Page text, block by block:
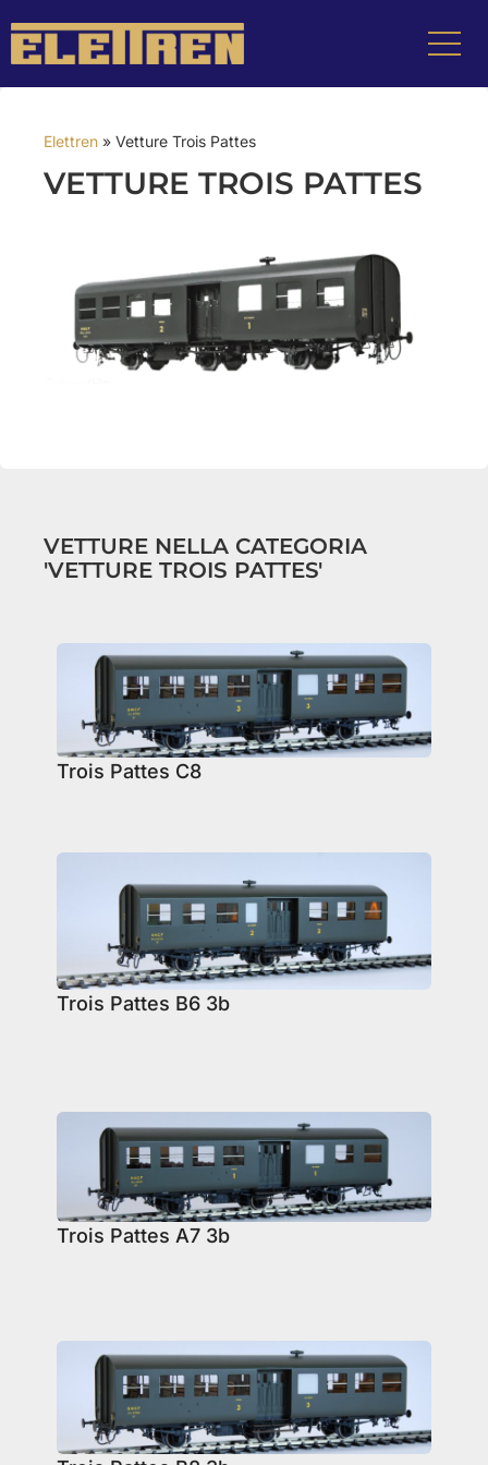
Elettren » Vetture Trois Pattes
VETTURE TROIS PATTES
VETTURE NELLA CATEGORIA
'VETTURE TROIS PATTES'
Trois Pattes C8
Trois Pattes B6 3b
Trois Pattes A7 3b